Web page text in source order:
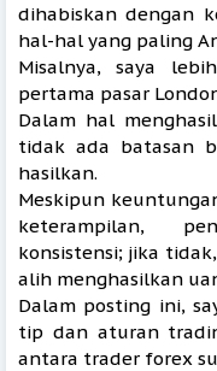
dihabiskan dengan
hal-hal yang paling
Misalnya, saya
pertama pasar
Dalam hal
tidak ada batasan
hasilkan.
Meskipun
keterampilan,
konsistensi; jika
alih menghasilkan
Dalam posting ini,
tip dan aturan
antara trader forex